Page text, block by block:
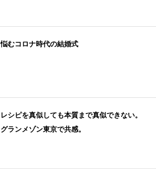
悩むコロナ時代の結婚式
レシピを真似しても本質まで真似できない。
グランメゾン東京で共感。